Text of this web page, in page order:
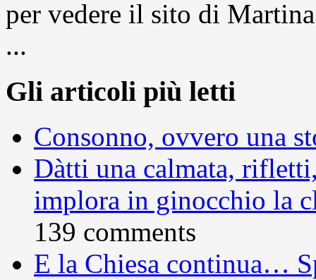
per vedere il sito di
...
Gli articoli più letti
Consonno, ovvero una
Dàtti una calmata,
implora in ginocchio la
139 comments
E la Chiesa continua…